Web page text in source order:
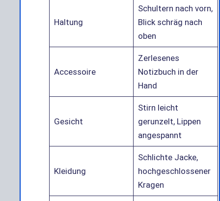
Haltung
Schultern nach vorn,
Blick schräg nach
oben
Accessoire
Zerlesenes
Notizbuch in der
Hand
Gesicht
Stirn leicht
gerunzelt, Lippen
angespannt
Kleidung
Schlichte Jacke,
hochgeschlossener
Kragen